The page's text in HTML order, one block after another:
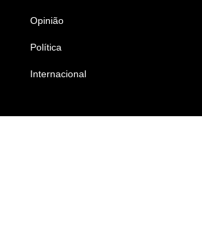
Opinião
Política
Internacional